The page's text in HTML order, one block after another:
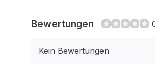
Bewertungen
Kein Bewertungen